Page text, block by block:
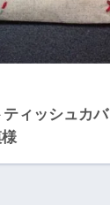
ィッシュカバ